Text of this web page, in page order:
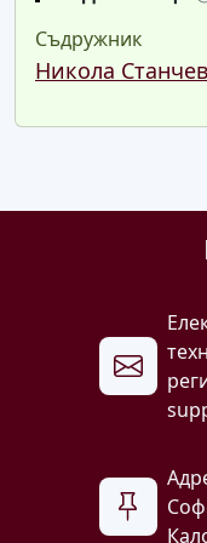
Съдружник
Никола